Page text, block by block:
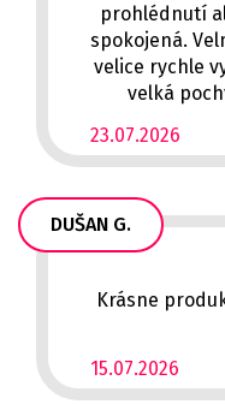
23.07.2026
prohlédnutí
spokojená.
velice rychle
velká
DUŠAN G.
15.07.2026
Krásne